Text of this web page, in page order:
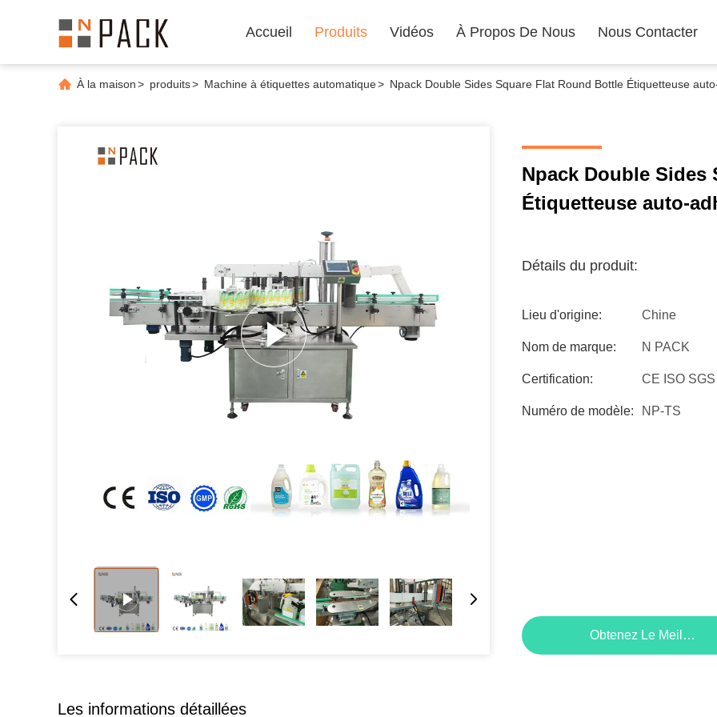
Accueil Produits Vidéos À Propos De Nous Nous Contacter
À la maison> produits> Machine à étiquettes automatique> Npack Double Sides Square Flat Round Bottle Étiquetteuse
Npack Double Sides
Étiquetteuse auto-
Détails du produit:
Lieu d'origine: Chine
Nom de marque: N PACK
Certification: CE ISO SGS
Numéro de modèle: NP-TS
Obtenez Le Meilleur
Les informations détaillées